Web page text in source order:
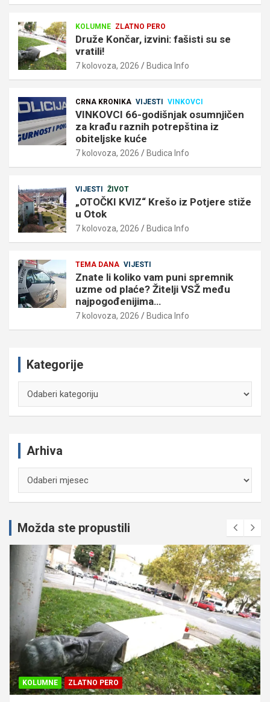
KOLUMNE ZLATNO PERO
Druže Končar, izvini: fašisti su se
vratili!
7 kolovoza, 2026 Budica Info
CRNA KRONIKA VIJESTI VINKOVCI
VINKOVCI 66-godišnjak osumnjičen
za krađu raznih potrepština iz
obiteljske kuće
7 kolovoza, 2026 Budica Info
VIJESTI ŽIVOT
„OTOČKI KVIZ“ Krešo iz Potjere stiže
u Otok
7 kolovoza, 2026 Budica Info
TEMA DANA VIJESTI
Znate li koliko vam puni spremnik
uzme od plaće? Žitelji VSŽ među
najpogođenijima…
7 kolovoza, 2026 Budica Info
Kategorije
Arhiva
Možda ste propustili
KOLUMNE ZLATNO PERO